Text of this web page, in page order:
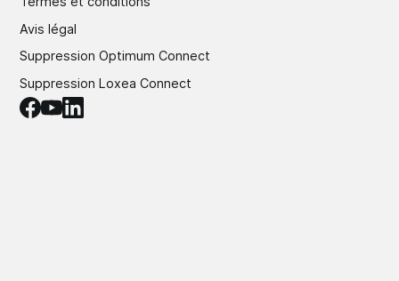
Avis légal
Suppression Optimum Connect
Suppression Loxea Connect